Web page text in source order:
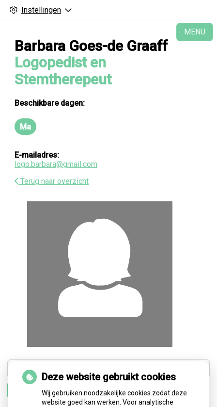
Instellingen
MENU
Barbara Goes-de Graaff
Logopedist en
Stemtherepeut
Beschikbare dagen:
Maandag
Ma
E-mailadres:
logo.barbara@gmail.com
Terug naar overzicht
Zoeken
Deze website gebruikt cookies
Wij gebruiken noodzakelijke cookies zodat deze
website goed kan werken. Voor analytische